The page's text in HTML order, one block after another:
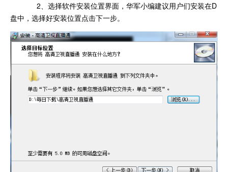
2、选择软件安装位置界面，华军小编建议用户们安装在D
盘中，选择好安装位置点击下一步。